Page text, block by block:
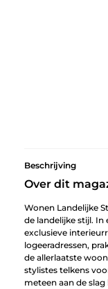
Beschrijving
Over dit
Wonen Landelijke
de landelijke stijl. In
exclusieve
logeeradressen,
de allerlaatste
stylistes telkens
meteen aan de slag